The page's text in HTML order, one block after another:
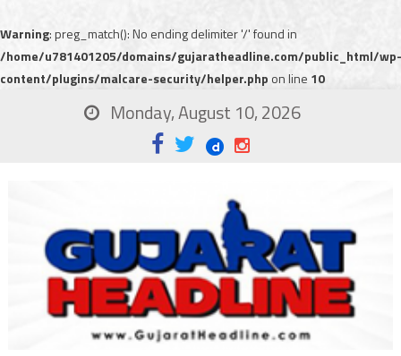
Warning: preg_match(): No ending delimiter '/' found in
/home/u781401205/domains/gujaratheadline.com/public_html/wp-
content/plugins/malcare-security/helper.php on line 10
Monday, August 10, 2026